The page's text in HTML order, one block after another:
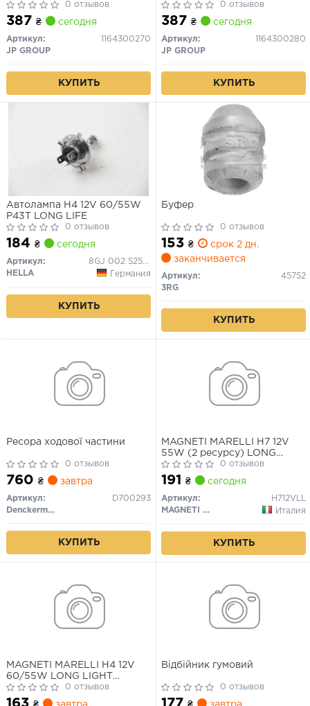
1.4/1.6 задн.лев.0 отзывов
387 ₴ сегодня
Артикул:
1164300270
JP GROUP
КУПИТЬ
1.4/1.6/1.8
0 отзывов
387 ₴ сегодня
Артикул:
1164300280
JP GROUP
КУПИТЬ
Автолампа H4 12V 60/55W
P43T LONG LIFE
0 отзывов
184 ₴ сегодня
Артикул:
8GJ 002 525-481
HELLA
Германия
КУПИТЬ
Буфер
0 отзывов
153 ₴
срок 2 дн.
заканчивается
Артикул:
45752
3RG
КУПИТЬ
Ресора ходової частини
0 отзывов
760 ₴ завтра
Артикул:
D700293
Denckermann
КУПИТЬ
MAGNETI MARELLI H7 12V
55W (2 ресурсу) LONG
LIGHT автолампа
0 отзывов
191 ₴ сегодня
Артикул:
H712VLL
MAGNETI MARELLI
Италия
КУПИТЬ
MAGNETI MARELLI H4 12V
60/55W LONG LIGHT
автолампа (подвійний
ресурс)
0 отзывов
163
Відбійник гумовий
0 отзывов
177